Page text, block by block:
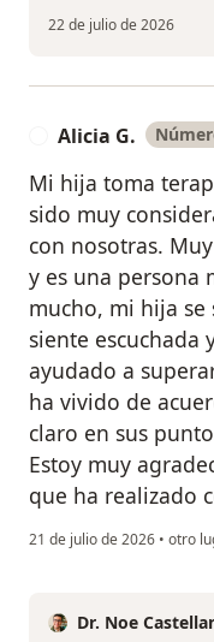
22 de julio de 2026
Alicia G.
Mi hija toma
sido muy
con nosotras.
y es una persona
mucho, mi hija se
siente escuchada
ayudado a
ha vivido de
claro en sus
Estoy muy
que ha realizado
21 de julio de 2026 • otro
Dr. Noe